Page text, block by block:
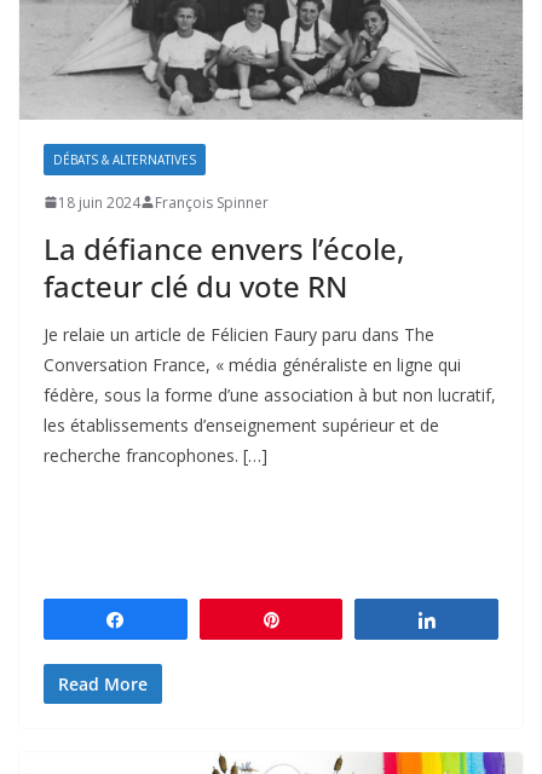
DÉBATS & ALTERNATIVES
18 juin 2024 François Spinner
La défiance envers l’école,
facteur clé du vote RN
Je relaie un article de Félicien Faury paru dans The
Conversation France, « média généraliste en ligne qui
fédère, sous la forme d’une association à but non lucratif,
les établissements d’enseignement supérieur et de
recherche francophones. […]
Read More